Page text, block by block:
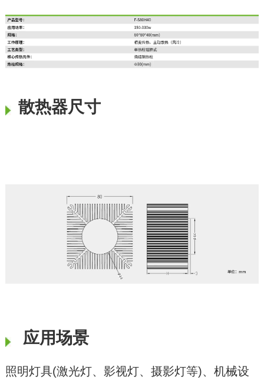
散热器尺寸
应用场景
照明灯具(激光灯、影视灯、摄影灯等)、机械设